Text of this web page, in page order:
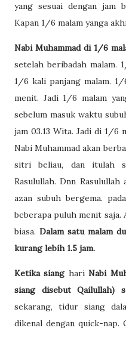
yang sesuai dengan jam
Kapan 1/6 malam yanga
Nabi Muhammad di 1/6
setelah beribadah malam.
1/6 kali panjang malam.
menit. Jadi 1/6 malam
sebelum masuk waktu
jam 03.13 Wita. Jadi di 1/6
Nabi Muhammad akan
sitri beliau, dan itulah
Rasulullah. Dnn Rasulullah
azan subuh bergema.
beberapa puluh menit saja.
biasa. Dalam satu malam
kurang lebih 1.5 jam.
Ketika sianghariNabi
siang disebut Qailullah)
sekarang, tidur siang
dikenal dengan quick-nap.